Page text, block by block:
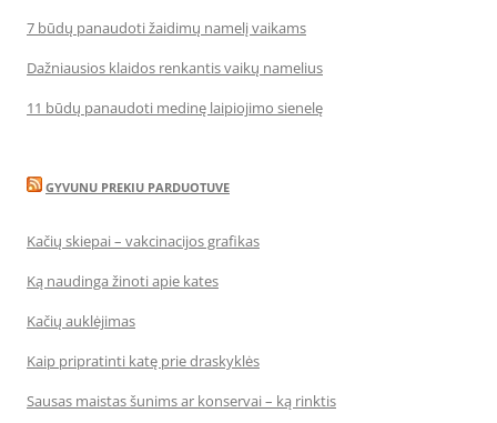
7 būdų panaudoti žaidimų namelį vaikams
Dažniausios klaidos renkantis vaikų namelius
11 būdų panaudoti medinę laipiojimo sienelę
GYVUNU PREKIU PARDUOTUVE
Kačių skiepai – vakcinacijos grafikas
Ką naudinga žinoti apie kates
Kačių auklėjimas
Kaip pripratinti katę prie draskyklės
Sausas maistas šunims ar konservai – ką rinktis